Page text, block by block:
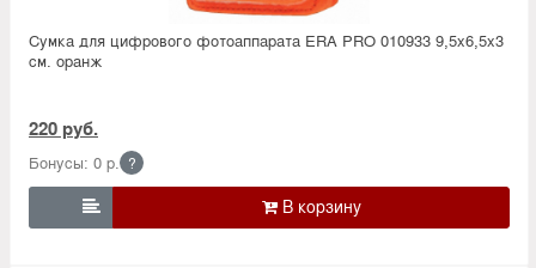
Сумка для цифрового фотоаппарата ERA PRO 010933 9,5х6,5х3
см. оранж
220 руб.
Бонусы: 0 р. ?
